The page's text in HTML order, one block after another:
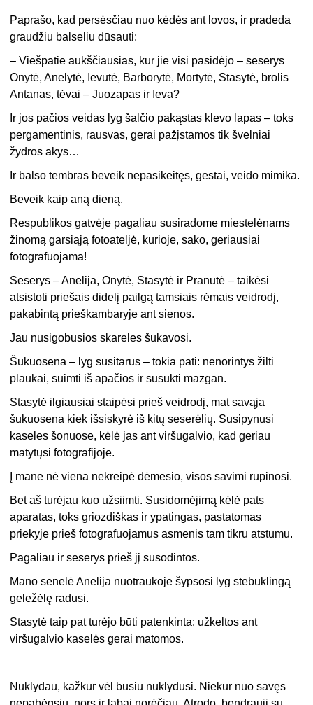
Paprašo, kad persėsčiau nuo kėdės ant lovos, ir pradeda
graudžiu balseliu dūsauti:
– Viešpatie aukščiausias, kur jie visi pasidėjo – seserys
Onytė, Anelytė, Ievutė, Barborytė, Mortytė, Stasytė, brolis
Antanas, tėvai – Juozapas ir Ieva?
Ir jos pačios veidas lyg šalčio pakąstas klevo lapas – toks
pergamentinis, rausvas, gerai pažįstamos tik švelniai
žydros akys…
Ir balso tembras beveik nepasikeitęs, gestai, veido mimika.
Beveik kaip aną dieną.
Respublikos gatvėje pagaliau susiradome miestelėnams
žinomą garsiąją fotoateljė, kurioje, sako, geriausiai
fotografuojama!
Seserys – Anelija, Onytė, Stasytė ir Pranutė – taikėsi
atsistoti priešais didelį pailgą tamsiais rėmais veidrodį,
pakabintą prieškambaryje ant sienos.
Jau nusigobusios skareles šukavosi.
Šukuosena – lyg susitarus – tokia pati: nenorintys žilti
plaukai, suimti iš apačios ir susukti mazgan.
Stasytė ilgiausiai staipėsi prieš veidrodį, mat savąja
šukuosena kiek išsiskyrė iš kitų seserėlių. Susipynusi
kaseles šonuose, kėlė jas ant viršugalvio, kad geriau
matytųsi fotografijoje.
Į mane nė viena nekreipė dėmesio, visos savimi rūpinosi.
Bet aš turėjau kuo užsiimti. Susidomėjimą kėlė pats
aparatas, toks griozdiškas ir ypatingas, pastatomas
priekyje prieš fotografuojamus asmenis tam tikru atstumu.
Pagaliau ir seserys prieš jį susodintos.
Mano senelė Anelija nuotraukoje šypsosi lyg stebuklingą
geležėlę radusi.
Stasytė taip pat turėjo būti patenkinta: užkeltos ant
viršugalvio kaselės gerai matomos.
Nuklydau, kažkur vėl būsiu nuklydusi. Niekur nuo savęs